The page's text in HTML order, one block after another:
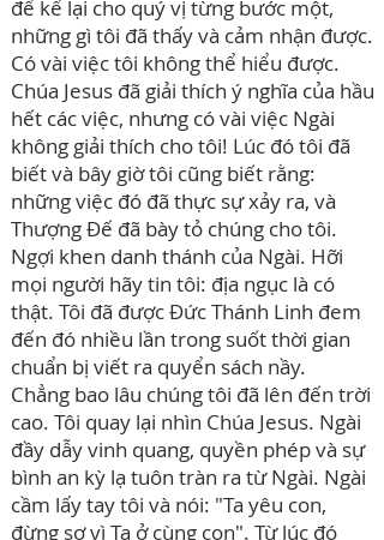
để kể lại cho quý vị từng bước một,
những gì tôi đã thấy và cảm nhận được.
Có vài việc tôi không thể hiểu được.
Chúa Jesus đã giải thích ý nghĩa của hầu
hết các việc, nhưng có vài việc Ngài
không giải thích cho tôi! Lúc đó tôi đã
biết và bây giờ tôi cũng biết rằng:
những việc đó đã thực sự xảy ra, và
Thượng Đế đã bày tỏ chúng cho tôi.
Ngợi khen danh thánh của Ngài. Hỡi
mọi người hãy tin tôi: địa ngục là có
thật. Tôi đã được Đức Thánh Linh đem
đến đó nhiều lần trong suốt thời gian
chuẩn bị viết ra quyển sách nầy.
Chẳng bao lâu chúng tôi đã lên đến trời
cao. Tôi quay lại nhìn Chúa Jesus. Ngài
đầy dẫy vinh quang, quyền phép và sự
bình an kỳ lạ tuôn tràn ra từ Ngài. Ngài
cầm lấy tay tôi và nói: "Ta yêu con,
đừng sợ vì Ta ở cùng con". Từ lúc đó